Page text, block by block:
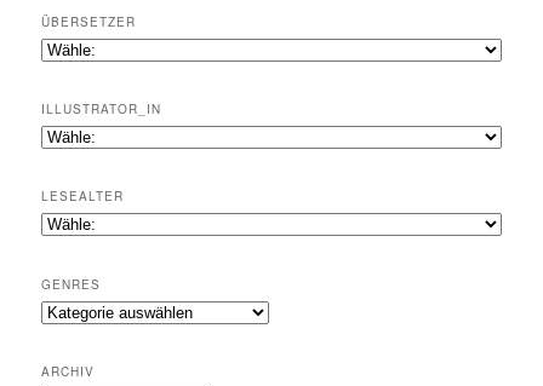
ÜBERSETZER
ILLUSTRATOR_IN
LESEALTER
GENRES
Genres
ARCHIV